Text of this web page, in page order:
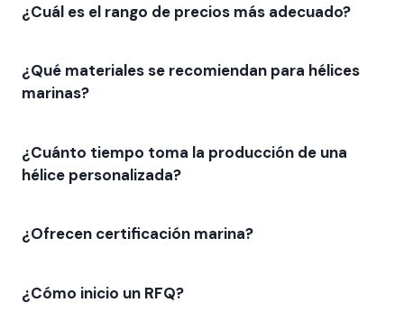
¿Cuál es el rango de precios más adecuado?
¿Qué materiales se recomiendan para hélices
marinas?
¿Cuánto tiempo toma la producción de una
hélice personalizada?
¿Ofrecen certificación marina?
¿Cómo inicio un RFQ?